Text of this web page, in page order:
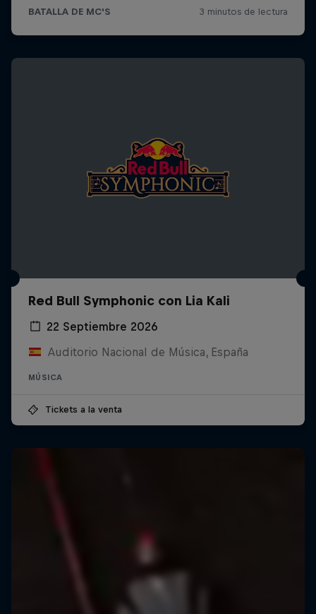
Red Bull Symphonic con Lia Kali
22 Septiembre 2026
Auditorio Nacional de Música, España
MÚSICA
Tickets a la venta